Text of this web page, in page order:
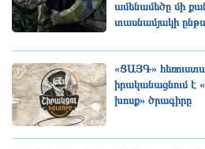
ամենամեծը մի
տասնամյակի
«ՑԱՅԳ»
իրականացնում է
խոսք» ծրագիրը